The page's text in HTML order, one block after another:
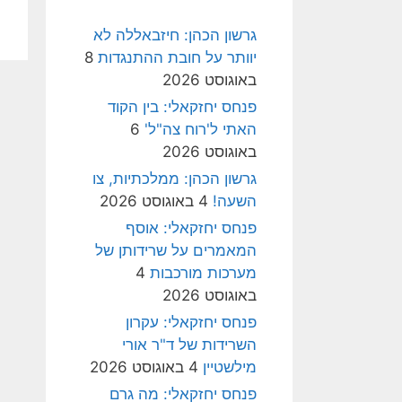
גרשון הכהן: חיזבאללה לא
יוותר על חובת ההתנגדות 8
באוגוסט 2026
פנחס יחזקאלי: בין הקוד
האתי ל'רוח צה"ל' 6
באוגוסט 2026
גרשון הכהן: ממלכתיות, צו
השעה! 4 באוגוסט 2026
פנחס יחזקאלי: אוסף
המאמרים על שרידותן של
מערכות מורכבות 4
באוגוסט 2026
פנחס יחזקאלי: עקרון
השרידות של ד"ר אורי
מילשטיין 4 באוגוסט 2026
פנחס יחזקאלי: מה גרם